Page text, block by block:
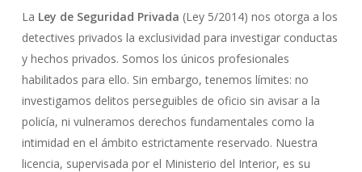
La Ley de Seguridad Privada (Ley 5/2014) nos otorga a los
detectives privados la exclusividad para investigar conductas
y hechos privados. Somos los únicos profesionales
habilitados para ello. Sin embargo, tenemos límites: no
investigamos delitos perseguibles de oficio sin avisar a la
policía, ni vulneramos derechos fundamentales como la
intimidad en el ámbito estrictamente reservado. Nuestra
licencia, supervisada por el Ministerio del Interior, es su